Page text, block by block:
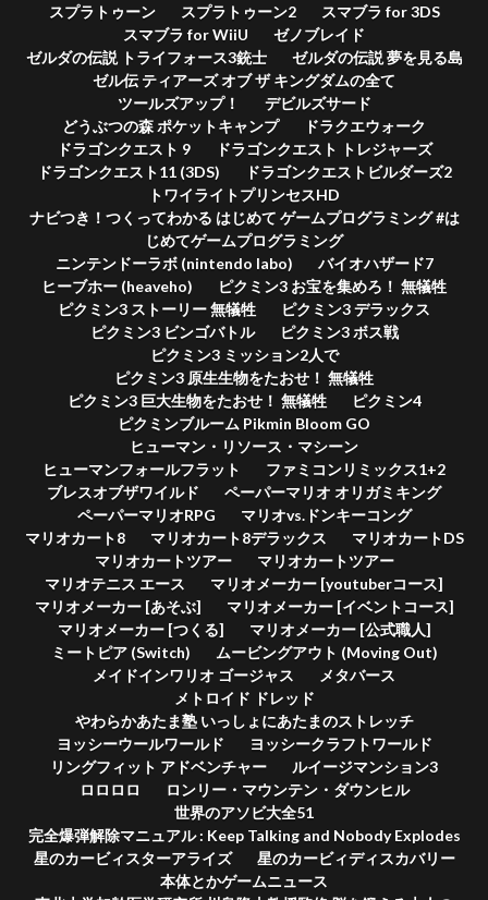
スプラトゥーン
スプラトゥーン2
スマブラ for 3DS
スマブラ for WiiU
ゼノブレイド
ゼルダの伝説 トライフォース3銃士
ゼルダの伝説 夢を見る島
ゼル伝 ティアーズ オブ ザ キングダムの全て
ツールズアップ！
デビルズサード
どうぶつの森 ポケットキャンプ
ドラクエウォーク
ドラゴンクエスト 9
ドラゴンクエスト トレジャーズ
ドラゴンクエスト11 (3DS)
ドラゴンクエストビルダーズ2
トワイライトプリンセスHD
ナビつき！つくってわかる はじめて ゲームプログラミング #は
じめてゲームプログラミング
ニンテンドーラボ (nintendo labo)
バイオハザード7
ヒーブホー (heaveho)
ピクミン3 お宝を集めろ！ 無犠牲
ピクミン3 ストーリー 無犠牲
ピクミン3 デラックス
ピクミン3 ビンゴバトル
ピクミン3 ボス戦
ピクミン3 ミッション2人で
ピクミン3 原生生物をたおせ！ 無犠牲
ピクミン3 巨大生物をたおせ！ 無犠牲
ピクミン4
ピクミンブルーム Pikmin Bloom GO
ヒューマン・リソース・マシーン
ヒューマンフォールフラット
ファミコンリミックス1+2
ブレスオブザワイルド
ペーパーマリオ オリガミキング
ペーパーマリオRPG
マリオvs.ドンキーコング
マリオカート8
マリオカート8デラックス
マリオカートDS
マリオカートツアー
マリオカートツアー
マリオテニス エース
マリオメーカー [youtuberコース]
マリオメーカー [あそぶ]
マリオメーカー [イベントコース]
マリオメーカー [つくる]
マリオメーカー [公式職人]
ミートピア (Switch)
ムービングアウト (Moving Out)
メイドインワリオ ゴージャス
メタバース
メトロイド ドレッド
やわらかあたま塾 いっしょにあたまのストレッチ
ヨッシーウールワールド
ヨッシークラフトワールド
リングフィット アドベンチャー
ルイージマンション3
ロロロロ
ロンリー・マウンテン・ダウンヒル
世界のアソビ大全51
完全爆弾解除マニュアル : Keep Talking and Nobody Explodes
星のカービィスターアライズ
星のカービィディスカバリー
本体とかゲームニュース